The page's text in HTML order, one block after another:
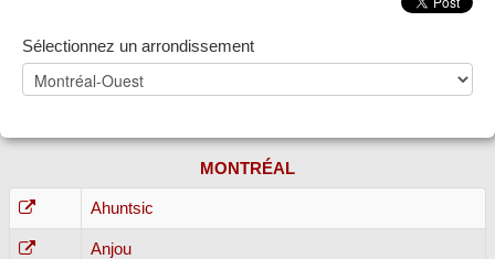
Sélectionnez un arrondissement
MONTRÉAL
Ahuntsic
Anjou